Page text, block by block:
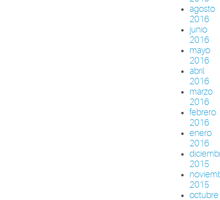
agosto
2016
junio
2016
mayo
2016
abril
2016
marzo
2016
febrero
2016
enero
2016
2015
2015
octubre